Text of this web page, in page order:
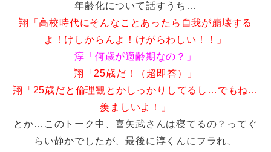
年齢化について話すうち…
翔「高校時代にそんなことあったら自我が崩壊する
よ！けしからんよ！けがらわしい！！」
淳「何歳が適齢期なの？」
翔「25歳だ！（超即答）」
翔「25歳だと倫理観とかしっかりしてるし…でもね…
羨ましいよ！」
とか…このトーク中、喜矢武さんは寝てるの？ってぐ
らい静かでしたが、最後に淳くんにフラれ、